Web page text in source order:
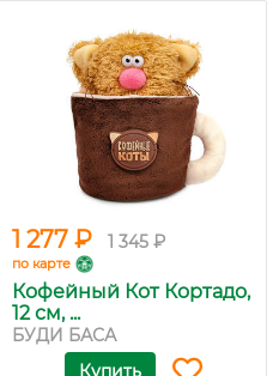
1 277 ₽ 1 345 ₽
по карте
Кофейный Кот Кортадо,
12 см, ...
БУДИ БАСА
Купить